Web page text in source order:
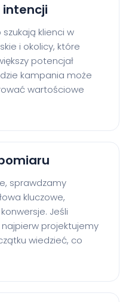
intencji
klienci w
i okolicy, które
potencjał
kampania może
wartościowe
sprawdzamy
kluczowe,
Jeśli
projektujemy
wiedzieć, co